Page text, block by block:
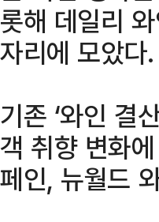
롯해 데일리
자리에 모았다.
기존 ‘와인 결
객 취향 변화
페인, 뉴월드